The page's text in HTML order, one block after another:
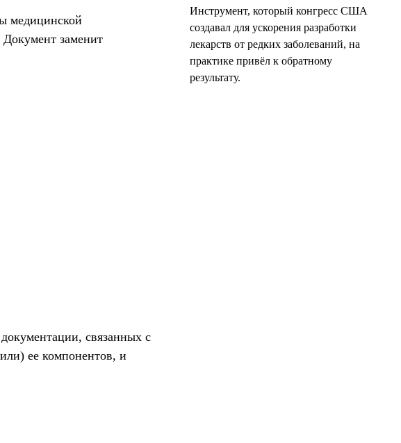
медицинской
заменит
связанных с
ее компонентов, и
Инструмент, который конгресс США
создавал для ускорения разработки
лекарств от редких заболеваний, на
практике привёл к обратному
результату.